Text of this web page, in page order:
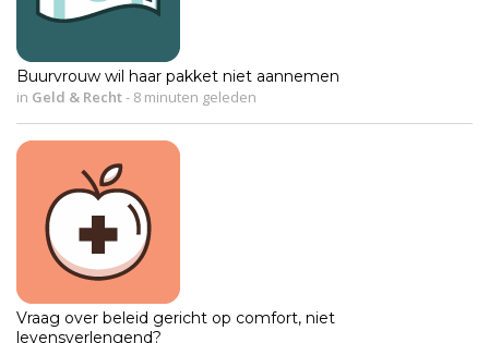
Buurvrouw wil haar pakket niet aannemen
in Geld & Recht- 8 minuten geleden
Vraag over beleid gericht op comfort, niet
levensverlengend?